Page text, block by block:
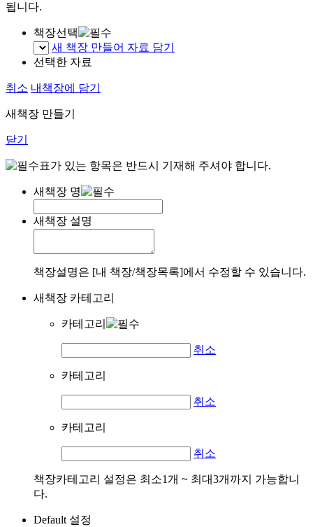
됩니다.
책장선택
새 책장 만들어 자료 담기
선택한 자료
취소 내책장에 담기
새책장 만들기
닫기
표가 있는 항목은 반드시 기재해 주셔야 합니다.
새책장 명
새책장 설명
책장설명은 [내 책장/책장목록]에서 수정할 수 있습니다.
새책장 카테고리
카테고리
취소
카테고리
취소
카테고리
취소
책장카테고리 설정은 최소1개 ~ 최대3개까지 가능합니
다.
Default 설정